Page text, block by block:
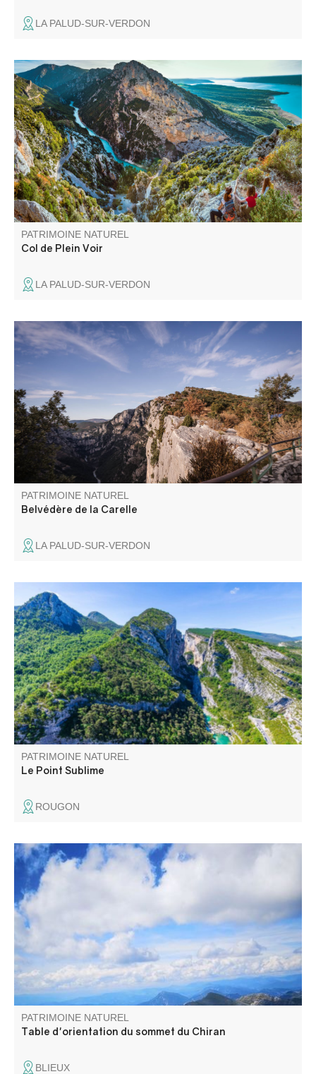
LA PALUD-SUR-VERDON
Le col de Plein Voir, du haut de ses 1168m d'altitude, est
un magnifique point de vue panoramique sur la fin du
canyon et le lac de Sainte-Croix. L'accès se mérite mais
le jeu en vaut la chandelle !
PATRIMOINE NATUREL
Col de Plein Voir
LA PALUD-SUR-VERDON
Le belvédère de la Carelle tient son nom des poulies
utilisées début XXème par les « Verdoniens » qui
descendaient à flanc de falaise pour récolter, entre autre,
le genévrier. C'est le troisième belvédère de la route des
Crête et c'est un incontournable.
PATRIMOINE NATUREL
Belvédère de la Carelle
LA PALUD-SUR-VERDON
Le Point Sublime est l'un des points de vue les plus
pittoresques sur les gorges du Verdon. Ce point de vue se
trouve sur la rive droite, en aval du village de Rougon.
PATRIMOINE NATUREL
Le Point Sublime
ROUGON
Du mont Ventoux, au mont Pelvoux, de l'étang de Berre à
l'arrière pays Niçois, cette table vous permettra d'admirer
les différents sommets et points qui vous feront face.
PATRIMOINE NATUREL
Table d'orientation du sommet du Chiran
BLIEUX